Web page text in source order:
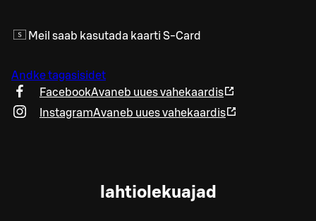
Meil saab kasutada kaarti S-Card
Andke tagasisidet
FacebookAvaneb uues vahekaardis
InstagramAvaneb uues vahekaardis
lahtiolekuajad